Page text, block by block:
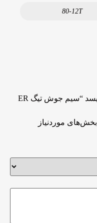
80-12T
اولین کسی باشید که دیدگاهی می نویسد “سیم جوش تیگ ER
بخش‌های موردنیاز